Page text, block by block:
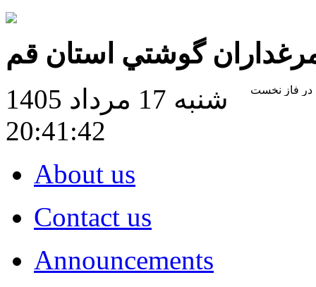
گوشتي استان قم
شنبه 17 مرداد 1405
20:41:43
About us
Contact us
Announcements